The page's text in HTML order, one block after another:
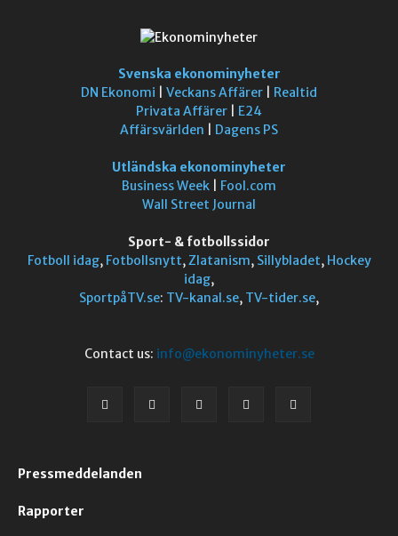
Svenska ekonominyheter
DN Ekonomi
Veckans Affärer
Realtid
Privata Affärer
E24
Affärsvärlden
Dagens PS
Utländska ekonominyheter
Business Week
Fool.com
Wall Street Journal
Sport- & fotbollssidor
Fotboll idag, Fotbollsnytt,Zlatanism, Sillybladet, Hockey
idag,
SportpåTV.se: TV-kanal.se, TV-tider.se,
Contact us: info@ekonominyheter.se
Pressmeddelanden
Rapporter